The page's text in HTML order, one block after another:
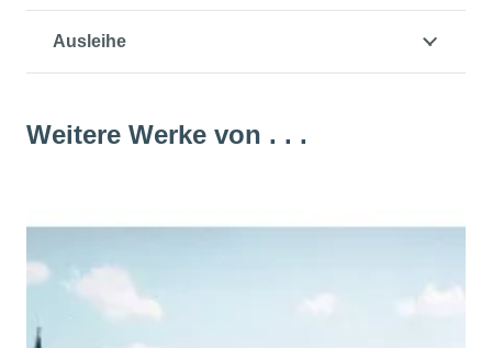
Ausleihe
Weitere Werke von . . .